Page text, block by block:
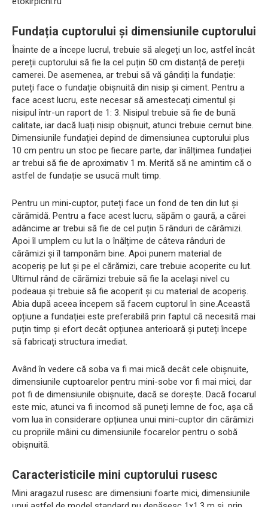
Fundația cuptorului și dimensiunile cuptorului
Înainte de a începe lucrul, trebuie să alegeți un loc, astfel încât
pereții cuptorului să fie la cel puțin 50 cm distanță de pereții
camerei. De asemenea, ar trebui să vă gândiți la fundație:
puteți face o fundație obișnuită din nisip și ciment. Pentru a
face acest lucru, este necesar să amestecați cimentul și
nisipul într-un raport de 1: 3. Nisipul trebuie să fie de bună
calitate, iar dacă luați nisip obișnuit, atunci trebuie cernut bine.
Dimensiunile fundației depind de dimensiunea cuptorului plus
10 cm pentru un stoc pe fiecare parte, dar înălțimea fundației
ar trebui să fie de aproximativ 1 m. Merită să ne amintim că o
astfel de fundație se usucă mult timp.
Pentru un mini-cuptor, puteți face un fond de ten din lut și
cărămidă. Pentru a face acest lucru, săpăm o gaură, a cărei
adâncime ar trebui să fie de cel puțin 5 rânduri de cărămizi.
Apoi îl umplem cu lut la o înălțime de câteva rânduri de
cărămizi și îl tamponăm bine. Apoi punem material de
acoperiș pe lut și pe el cărămizi, care trebuie acoperite cu lut.
Ultimul rând de cărămizi trebuie să fie la același nivel cu
podeaua și trebuie să fie acoperit și cu material de acoperiș.
Abia după aceea începem să facem cuptorul în sine.Această
opțiune a fundației este preferabilă prin faptul că necesită mai
puțin timp și efort decât opțiunea anterioară și puteți începe
să fabricați structura imediat.
Având în vedere că soba va fi mai mică decât cele obișnuite,
dimensiunile cuptoarelor pentru mini-sobe vor fi mai mici, dar
pot fi de dimensiunile obișnuite, dacă se dorește. Dacă focarul
este mic, atunci va fi incomod să puneți lemne de foc, așa că
vom lua în considerare opțiunea unui mini-cuptor din cărămizi
cu propriile mâini cu dimensiunile focarelor pentru o sobă
obișnuită.
Caracteristicile mini cuptorului rusesc
Mini aragazul rusesc are dimensiuni foarte mici, dimensiunile